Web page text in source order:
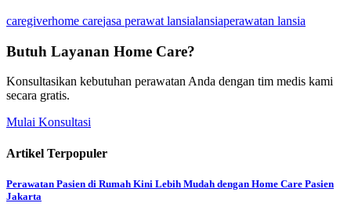
caregiverhome carejasa perawat lansialansiaperawatan lansia
Butuh Layanan Home Care?
Konsultasikan kebutuhan perawatan Anda dengan tim medis kami
secara gratis.
Mulai Konsultasi
Artikel Terpopuler
Perawatan Pasien di Rumah Kini Lebih Mudah dengan Home Care Pasien
Jakarta